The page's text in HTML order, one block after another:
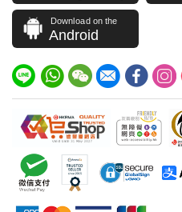
Download on the
Android